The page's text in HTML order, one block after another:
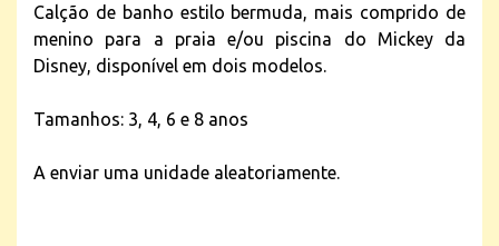
Calção de banho estilo bermuda, mais comprido de
menino para a praia e/ou piscina do Mickey da
Disney, disponível em dois modelos.
Tamanhos: 3, 4, 6 e 8 anos
A enviar uma unidade aleatoriamente.